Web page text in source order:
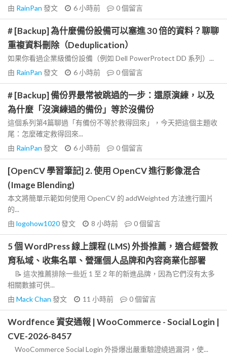
由 RainPan 發文 6 小時前 0個留言
# [Backup] 為什麼備份設備可以塞進 30 倍的資料？聊聊
重複資料刪除（Deduplication）
如果你看過企業級備份設備（例如 Dell PowerProtect DD 系列）...
由 RainPan 發文 6 小時前 0個留言
# [Backup] 備份界最常被跳過的一步：還原演練，以及
為什麼「沒演練過的備份」等於沒備份
這個系列第4篇聊過「有備份不等於救得回來」，今天把這個主題收
尾：怎麼確定救得回來...
由 RainPan 發文 6 小時前 0個留言
[OpenCV 學習筆記] 2. 使用 OpenCV 進行影像混合
(Image Blending)
本文將簡單示範如何使用 OpenCV 的 addWeighted 方法進行圖片
的...
由 logohow1020發文 8 小時前 0個留言
5 個 WordPress 線上課程 (LMS) 外掛推薦，適合經營教
育私域、收集名單、營運個人品牌和內容商業化部署
📝 這次推薦排除一些近 1 至 2 年的新進品牌，因為它們沒有太多
相關數據可供...
由 Mack Chan 發文 11 小時前 0個留言
Wordfence 資安通報 | WooCommerce - Social Login |
CVE-2026-8457
WooCommerce Social Login 外掛爆出嚴重驗證繞過漏洞，使...